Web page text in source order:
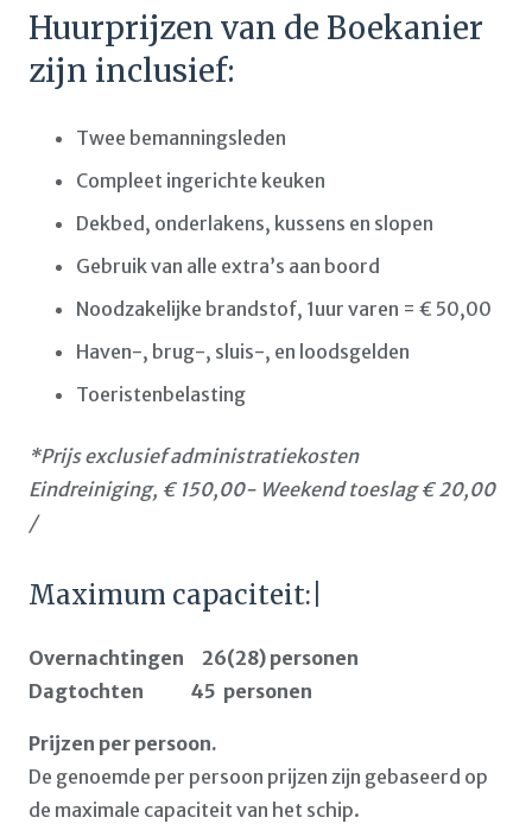
Huurprijzen van de Boekanier
zijn inclusief:
Twee bemanningsleden
Compleet ingerichte keuken
Dekbed, onderlakens, kussens en slopen
Gebruik van alle extra’s aan boord
Noodzakelijke brandstof, 1uur varen = € 50,00
Haven-, brug-, sluis-, en loodsgelden
Toeristenbelasting
*Prijs exclusief administratiekosten
Eindreiniging, € 150,00- Weekend toeslag € 20,00
/
Maximum capaciteit:|
Overnachtingen 26(28) personen
Dagtochten 45 personen
Prijzen per persoon.
De genoemde per persoon prijzen zijn gebaseerd op
de maximale capaciteit van het schip.